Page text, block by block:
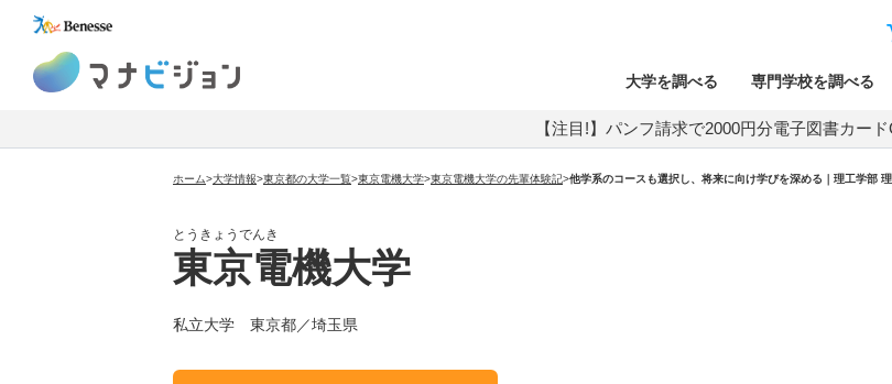
大学を調べる 専門学校を調べる
【注目!】パンフ請求で2000円分電子図書カー
ホーム>大学情報>東京都の大学一覧>東京電機大学>東京電機大学の先輩体験記>他学系のコースも選択し、将来に向け学びを深める｜理工学部
とうきょうでんき
東京電機大学
私立大学 東京都／埼玉県